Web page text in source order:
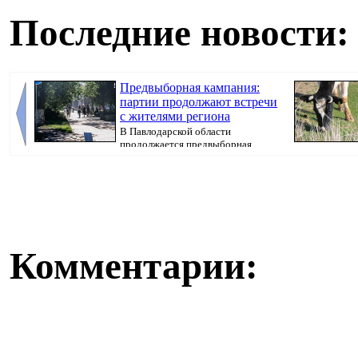
Последние новости:
Предвыборная кампания:
партии продолжают встречи
с жителями региона
В Павлодарской области
продолжается предвыборная
Комментарии: